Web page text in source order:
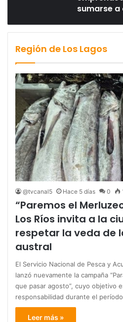
sumarse
Región de Los Lagos
@tvcanal5 Hace 5 días 0
“Paremos el
Los Ríos invita a la
respetar la veda de
austral
El Servicio Nacional de Pesca y
lanzó nuevamente la campaña
que pasar agosto”, cuyo objetivo
responsabilidad durante el
Leer más »